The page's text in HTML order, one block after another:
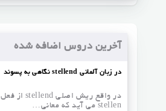
آخرین دروس اضافه شده
نگاهی به پسوند stellend در زبان آلمانی
در واقع ریش اصلی stellend از فعل
stellen می آید که معانی…